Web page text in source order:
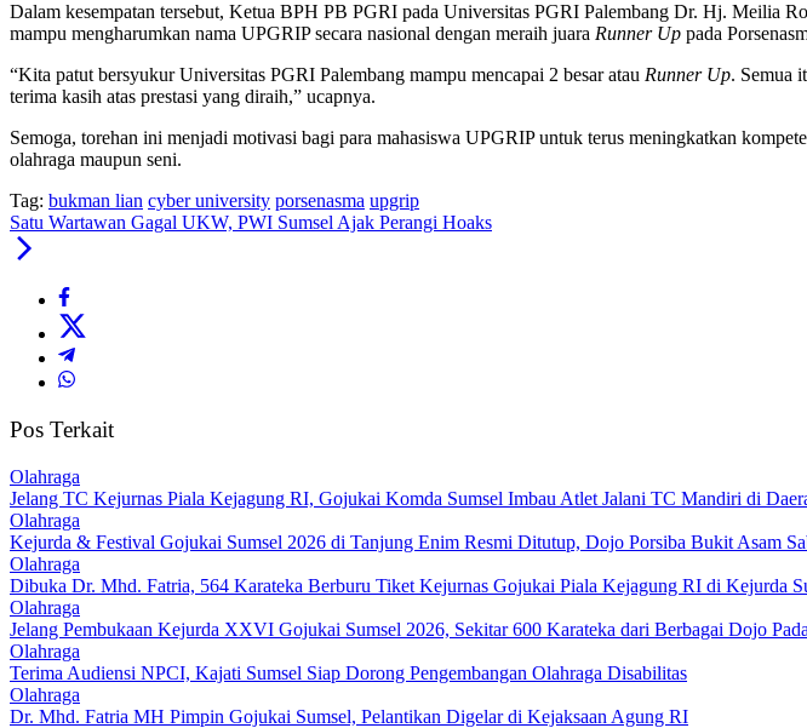
Dalam kesempatan tersebut, Ketua BPH PB PGRI pada Universitas PGRI Palembang Dr. Hj. Meilia
mampu mengharumkan nama UPGRIP secara nasional dengan meraih juara Runner Up pada
“Kita patut bersyukur Universitas PGRI Palembang mampu mencapai 2 besar atau Runner Up. Semua
terima kasih atas prestasi yang diraih,” ucapnya.
Semoga, torehan ini menjadi motivasi bagi para mahasiswa UPGRIP untuk terus meningkatkan
olahraga maupun seni.
Tag: bukman lian cyber university porsenasma upgrip
Satu Wartawan Gagal UKW, PWI Sumsel Ajak Perangi Hoaks
Pos Terkait
Olahraga
Jelang TC Kejurnas Piala Kejagung RI, Gojukai Komda Sumsel Imbau Atlet Jalani TC Mandiri di
Olahraga
Kejurda & Festival Gojukai Sumsel 2026 di Tanjung Enim Resmi Ditutup, Dojo Porsiba Bukit Asam
Olahraga
Dibuka Dr. Mhd. Fatria, 564 Karateka Berburu Tiket Kejurnas Gojukai Piala Kejagung RI di Kejurda
Olahraga
Jelang Pembukaan Kejurda XXVI Gojukai Sumsel 2026, Sekitar 600 Karateka dari Berbagai Dojo
Olahraga
Terima Audiensi NPCI, Kajati Sumsel Siap Dorong Pengembangan Olahraga Disabilitas
Olahraga
Dr. Mhd. Fatria MH Pimpin Gojukai Sumsel, Pelantikan Digelar di Kejaksaan Agung RI